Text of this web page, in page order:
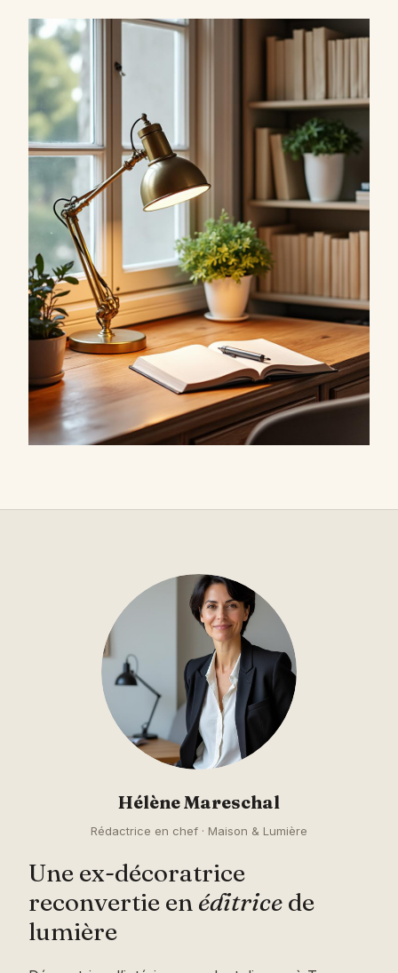
Hélène Mareschal
Rédactrice en chef · Maison & Lumière
Une ex-décoratrice
reconvertie en éditrice de
lumière